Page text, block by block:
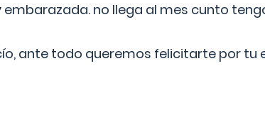
embarazada. no llega al mes cunto
ante todo queremos felicitarte por tu